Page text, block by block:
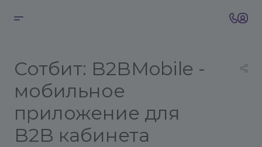
Сотбит: B2BMobile -
мобильное
приложение для
B2B кабинета